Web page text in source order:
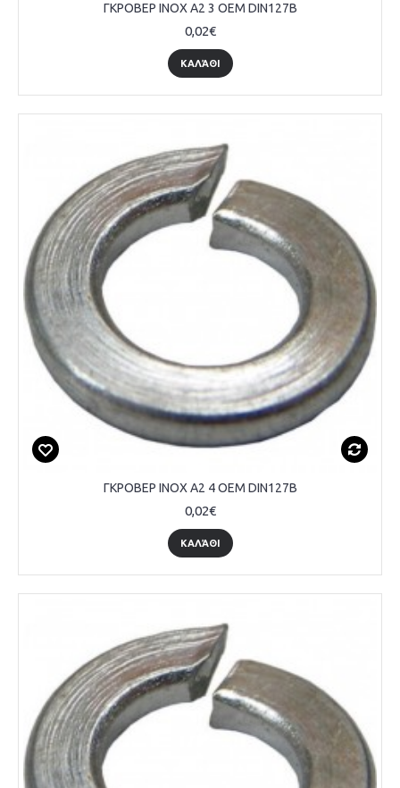
ΓΚΡΟΒΕΡ INOX A2 3 OEM DIN127B
0,02€
ΚΑΛΆΘΙ
ΓΚΡΟΒΕΡ INOX A2 4 OEM DIN127B
0,02€
ΚΑΛΆΘΙ